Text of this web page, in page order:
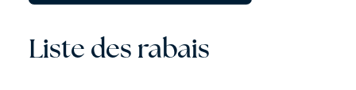
Liste des rabais